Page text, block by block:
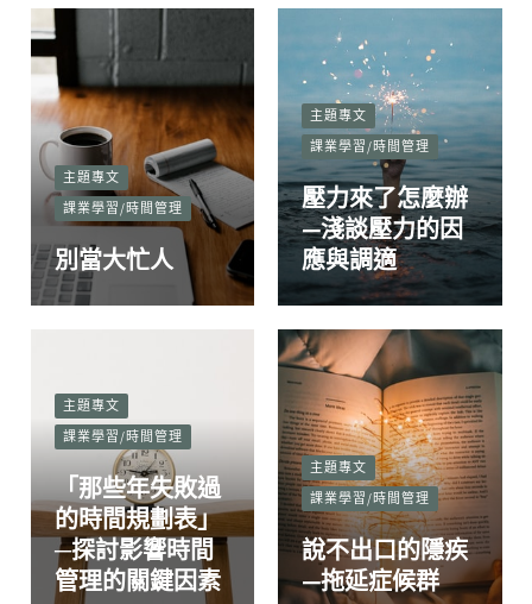
主題專文
課業學習/時間管理
別當大忙人
主題專文
課業學習/時間管理
壓力來了怎麼辦
—淺談壓力的因
應與調適
主題專文
課業學習/時間管理
「那些年失敗過
的時間規劃表」
─探討影響時間
管理的關鍵因素
主題專文
課業學習/時間管理
說不出口的隱疾
—拖延症候群